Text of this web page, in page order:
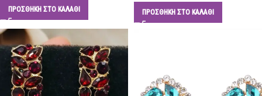
ΠΡΟΣΘΉΚΗ ΣΤΟ ΚΑΛΆΘΙ ΠΡΟΣΘΉΚΗ ΣΤΟ ΚΑΛΆΘΙ